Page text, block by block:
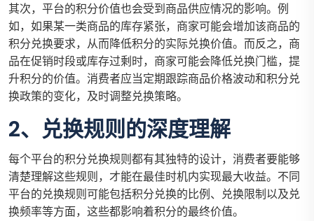
其次，平台的积分价值也会受到商品供应情况的影响。例
如，如果某一类商品的库存紧张，商家可能会增加该商品的
积分兑换要求，从而降低积分的实际兑换价值。而反之，商
品在促销时段或库存过剩时，商家可能会降低兑换门槛，提
升积分的价值。消费者应当定期跟踪商品价格波动和积分兑
换政策的变化，及时调整兑换策略。
2、兑换规则的深度理解
每个平台的积分兑换规则都有其独特的设计，消费者要能够
清楚理解这些规则，才能在最佳时机内实现最大收益。不同
平台的兑换规则可能包括积分兑换的比例、兑换限制以及兑
换频率等方面，这些都影响着积分的最终价值。